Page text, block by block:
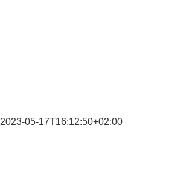
2023-05-17T16:12:50+02:00